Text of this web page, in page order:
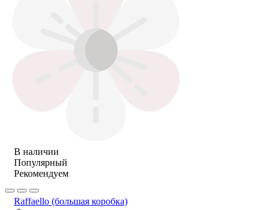
В наличии
Популярный
Рекомендуем
Raffaello (большая коробка)